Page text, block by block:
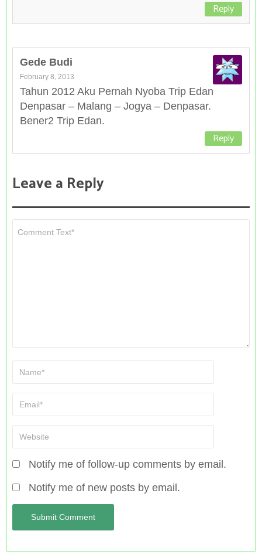
Reply
Gede Budi
February 8, 2013
Tahun 2012 Aku Pernah Nyoba Trip Edan
Denpasar – Malang – Jogya – Denpasar.
Bener2 Trip Edan.
Reply
Leave a Reply
Notify me of follow-up comments by email.
Notify me of new posts by email.